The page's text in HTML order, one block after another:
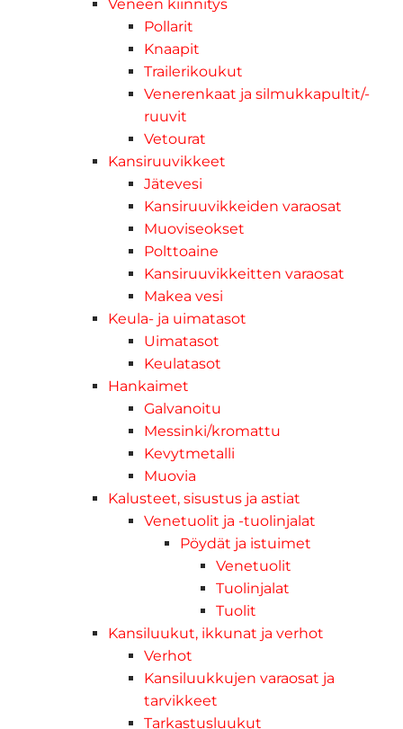
Veneen kiinnitys
Pollarit
Knaapit
Trailerikoukut
Venerenkaat ja silmukkapultit/-
ruuvit
Vetourat
Kansiruuvikkeet
Jätevesi
Kansiruuvikkeiden varaosat
Muoviseokset
Polttoaine
Kansiruuvikkeitten varaosat
Makea vesi
Keula- ja uimatasot
Uimatasot
Keulatasot
Hankaimet
Galvanoitu
Messinki/kromattu
Kevytmetalli
Muovia
Kalusteet, sisustus ja astiat
Venetuolit ja -tuolinjalat
Pöydät ja istuimet
Venetuolit
Tuolinjalat
Tuolit
Kansiluukut, ikkunat ja verhot
Verhot
Kansiluukkujen varaosat ja
tarvikkeet
Tarkastusluukut